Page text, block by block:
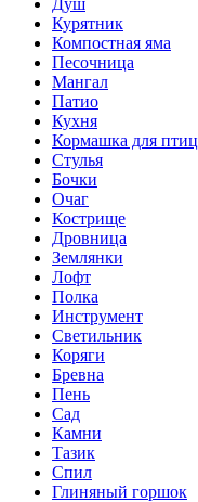
Курятник
Компостная яма
Песочница
Мангал
Патио
Кухня
Кормашка для птиц
Стулья
Бочки
Очаг
Кострище
Дровница
Землянки
Лофт
Полка
Инструмент
Светильник
Коряги
Бревна
Пень
Сад
Камни
Тазик
Спил
Глиняный горшок